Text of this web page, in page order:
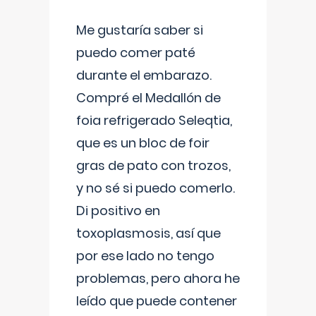
Me gustaría saber si
puedo comer paté
durante el embarazo.
Compré el Medallón de
foia refrigerado Seleqtia,
que es un bloc de foir
gras de pato con trozos,
y no sé si puedo comerlo.
Di positivo en
toxoplasmosis, así que
por ese lado no tengo
problemas, pero ahora he
leído que puede contener